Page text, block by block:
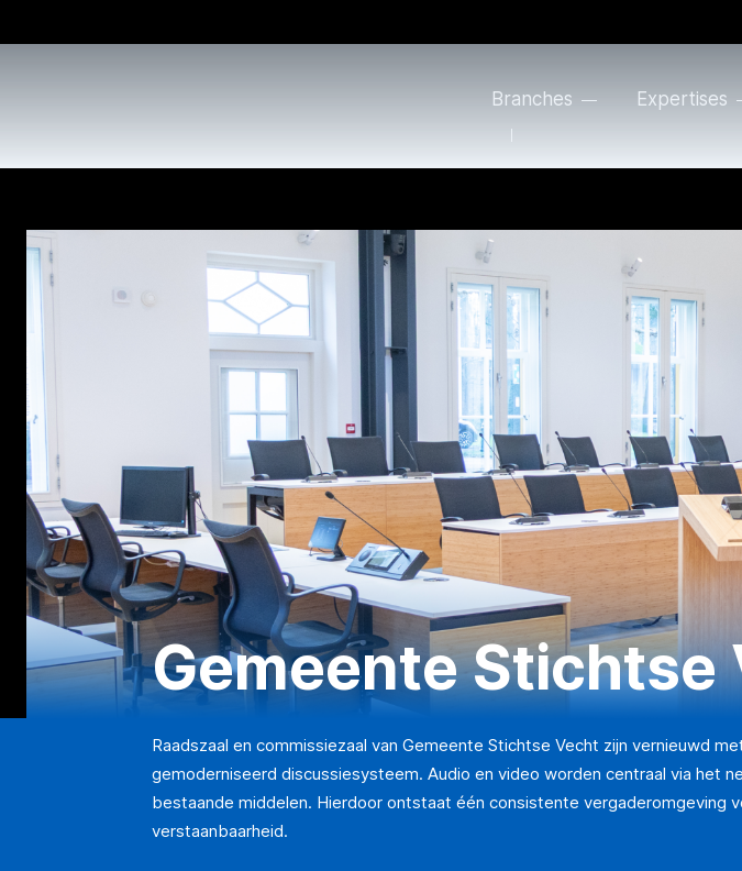
Branches Expertises
Gemeente Stichtse
Raadszaal en commissiezaal van Gemeente Stichtse Vecht zijn vernieuwd
gemoderniseerd discussiesysteem. Audio en video worden centraal via het
bestaande middelen. Hierdoor ontstaat één consistente vergaderomgeving
verstaanbaarheid.